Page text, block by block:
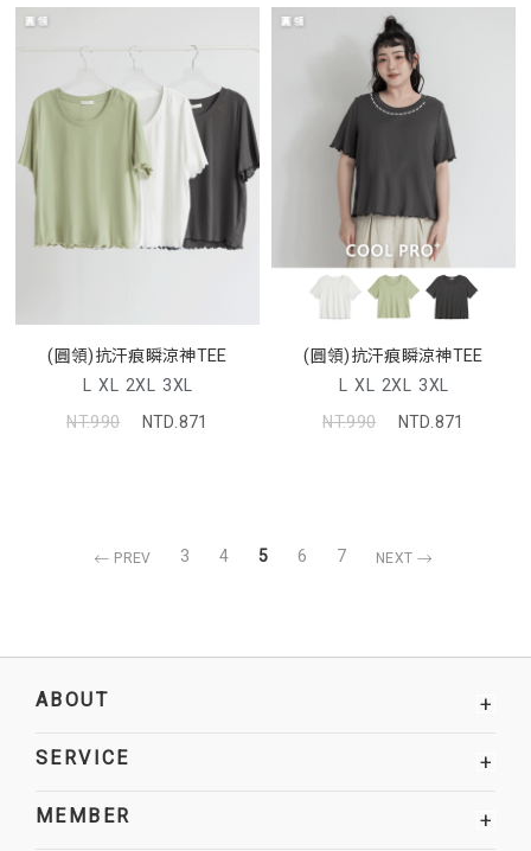
(圓領)抗汗痕瞬涼神TEE
L XL 2XL 3XL
NT.990
NTD.871
(圓領)抗汗痕瞬涼神TEE
L XL 2XL 3XL
NT.990
NTD.871
PREV 3 4 5 6 7 NEXT
ABOUT +
SERVICE +
MEMBER +